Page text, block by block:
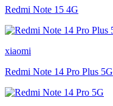
Redmi Note 15 4G
xiaomi
Redmi Note 14 Pro Plus 5G